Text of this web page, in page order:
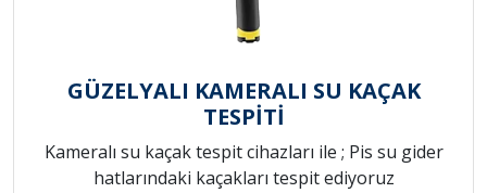
GÜZELYALI KAMERALI SU KAÇAK
TESPİTİ
Kameralı su kaçak tespit cihazları ile ; Pis su gider
hatlarındaki kaçakları tespit ediyoruz